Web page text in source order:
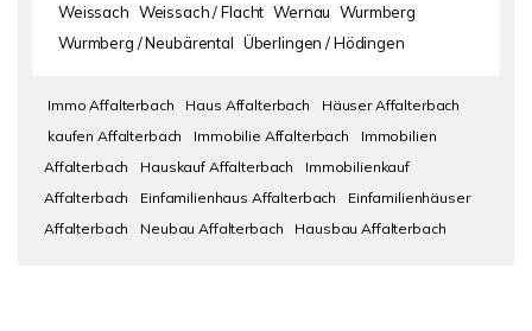
Weissach Weissach / Flacht Wernau Wurmberg
Wurmberg / Neubärental Überlingen / Hödingen
Immo Affalterbach Haus Affalterbach
Häuser Affalterbach
kaufen Affalterbach
Immobilie Affalterbach
Immobilien
Affalterbach
Hauskauf Affalterbach
Immobilienkauf
Affalterbach
Einfamilienhaus Affalterbach
Einfamilienhäuser
Affalterbach
Neubau Affalterbach Hausbau Affalterbach